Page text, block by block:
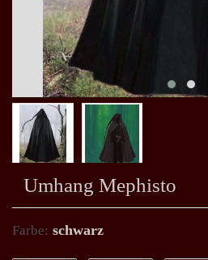
Umhang Mephisto
Farbe: schwarz